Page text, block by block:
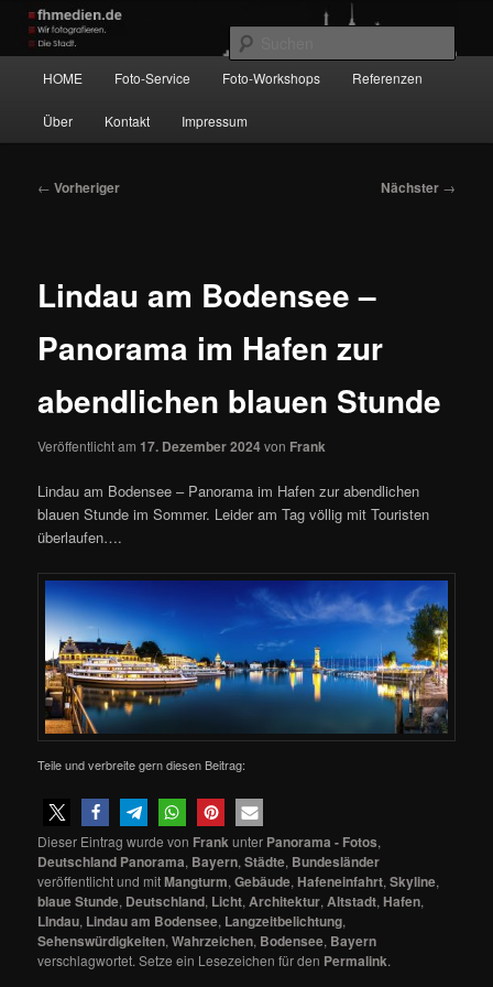
Zum
primären
Inhalt
springen
Wir fotografieren die Hauptstadt!
HOME Foto-Service Foto-Workshops Referenzen
Über Kontakt Impressum
Beitragsnavigation
← Vorheriger Nächster →
Lindau am Bodensee –
Panorama im Hafen zur
abendlichen blauen Stunde
Veröffentlicht am 17. Dezember 2024von Frank
Lindau am Bodensee – Panorama im Hafen zur abendlichen
blauen Stunde im Sommer. Leider am Tag völlig mit Touristen
überlaufen….
Teile und verbreite gern diesen Beitrag:
Dieser Eintrag wurde von Frankunter Panorama - Fotos,
Deutschland Panorama, Bayern,Städte, Bundesländer
veröffentlicht und mitMangturm,Gebäude, Hafeneinfahrt,Skyline,
blaue Stunde, Deutschland, Licht,Architektur,Altstadt, Hafen,
LIndau, Lindau am Bodensee, Langzeitbelichtung,
Sehenswürdigkeiten,Wahrzeichen, Bodensee, Bayern
verschlagwortet. Setze ein Lesezeichen für den Permalink.